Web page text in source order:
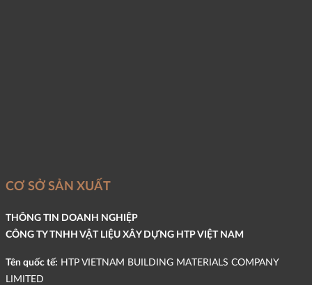
CƠ SỞ SẢN XUẤT
THÔNG TIN DOANH NGHIỆP
CÔNG TY TNHH VẬT LIỆU XÂY DỰNG HTP VIỆT NAM
Tên quốc tế: HTP VIETNAM BUILDING MATERIALS COMPANY
LIMITED